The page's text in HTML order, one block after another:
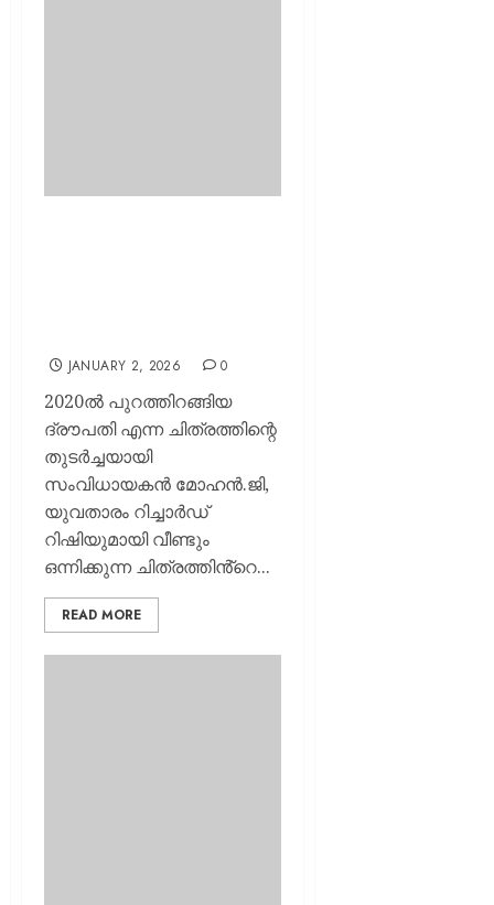
JANUARY 2, 2026 0
2020ൽ പുറത്തിറങ്ങിയ
ദ്രൗപതി എന്ന ചിത്രത്തിന്റെ
തുടർച്ചയായി
സംവിധായകൻ മോഹൻ.ജി,
യുവതാരം റിച്ചാർഡ്
റിഷിയുമായി വീണ്ടും
ഒന്നിക്കുന്ന ചിത്രത്തിൻ്റെ...
READ MORE